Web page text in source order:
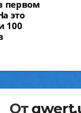
первом
это
100
От